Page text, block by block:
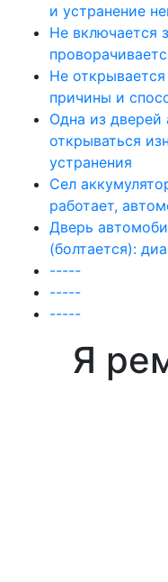
и устранение
Не включается
Не
причины и
Одна из дверей
открываться
устранения
Сел
работает,
Дверь
(болтается):
-----
-----
-----
Я